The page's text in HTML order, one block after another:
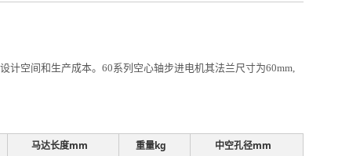
计空间和生产成本。60系列空心轴步进电机其法兰尺寸为60mm,
马达长度mm 重量kg 中空孔径mm